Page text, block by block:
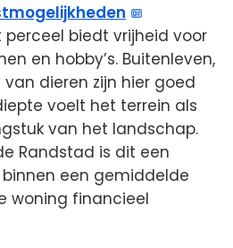
biedt vrijheid voor
en hobby’s. Buitenleven,
dieren zijn hier goed
voelt het terrein als
van het landschap.
Randstad is dit een
binnen een gemiddelde
woning financieel